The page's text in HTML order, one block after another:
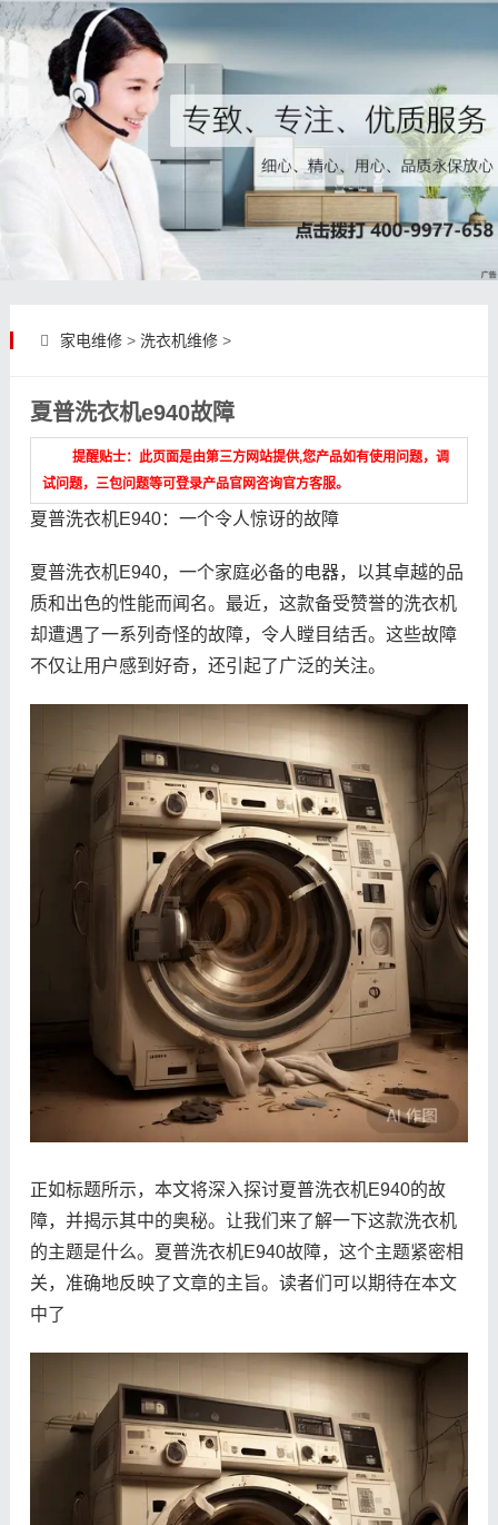
家电维修> 洗衣机维修>
夏普洗衣机e940故障
提醒贴士：此页面是由第三方网站提供,您产品如有使用问题，调
试问题，三包问题等可登录产品官网咨询官方客服。
夏普洗衣机E940：一个令人惊讶的故障
夏普洗衣机E940，一个家庭必备的电器，以其卓越的品
质和出色的性能而闻名。最近，这款备受赞誉的洗衣机
却遭遇了一系列奇怪的故障，令人瞠目结舌。这些故障
不仅让用户感到好奇，还引起了广泛的关注。
正如标题所示，本文将深入探讨夏普洗衣机E940的故
障，并揭示其中的奥秘。让我们来了解一下这款洗衣机
的主题是什么。夏普洗衣机E940故障，这个主题紧密相
关，准确地反映了文章的主旨。读者们可以期待在本文
中了